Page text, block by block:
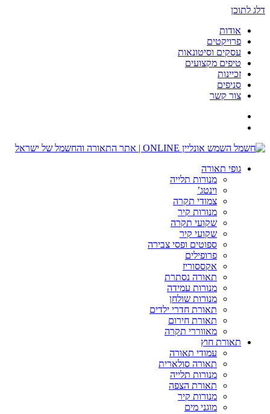
דלג לתוכן
אודות
פרויקטים
עסקים וסיטונאות
טיפים מקצועים
זכיינות
סניפים
צור קשר
גופי תאורה
מנורות תלייה
וינטג’
צמודי תקרה
מנורות קיר
שקועי תקרה
שקועי קיר
ספוטים ופסי צבירה
פרופילים
אקססוריז
תאורה נסתרת
מנורות עמידה
מנורות שולחן
תאורת חדרי ילדים
תאורת חירום
מאווררי תקרה
תאורת חוץ
עמודי תאורה
תאורה סולארית
מנורות תלייה
תאורת הצפה
מנורות קיר
מוגני מים